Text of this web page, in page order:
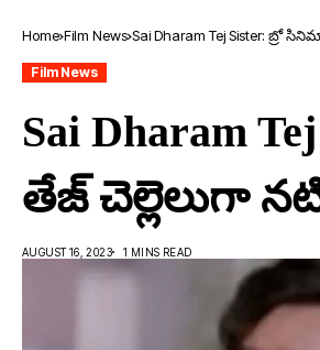
Home Film News Sai Dharam Tej Sister:
Film News
Sai Dharam
తేజ్ చెల్లెలుగా
AUGUST 16, 2023 1 MINS READ